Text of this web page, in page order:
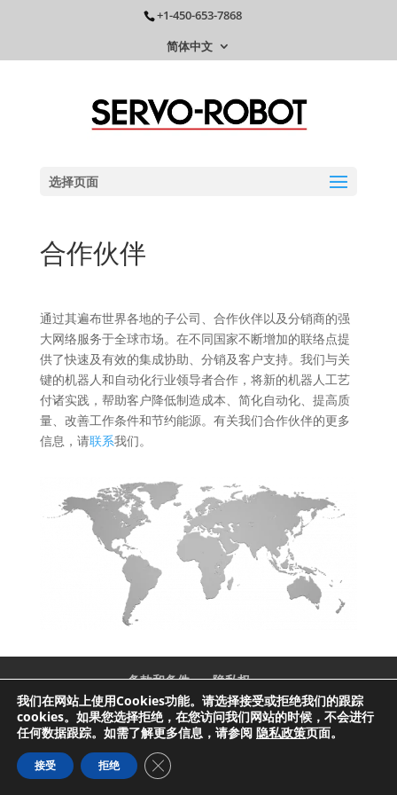
+1-450-653-7868
简体中文
选择页面
合作伙伴
通过其遍布世界各地的子公司、合作伙伴以及分销商的强
大网络服务于全球市场。在不同国家不断增加的联络点提
供了快速及有效的集成协助、分销及客户支持。我们与关
键的机器人和自动化行业领导者合作，将新的机器人工艺
付诸实践，帮助客户降低制造成本、简化自动化、提高质
量、改善工作条件和节约能源。有关我们合作伙伴的更多
信息，请联系我们。
条款和条件 隐私权
© 2026 SERVO-ROBOT INC. 保留所有权利.
我们在网站上使用Cookies功能。请选择接受或拒绝我们的跟踪
cookies。如果您选择拒绝，在您访问我们网站的时候，不会进行
任何数据跟踪。如需了解更多信息，请参阅 隐私政策页面。
接受 拒绝 Close GDPR Cookie Banner